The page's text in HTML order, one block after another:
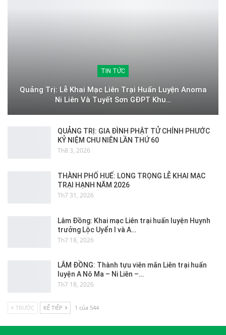
TIN TỨC
Quảng Trị: Lễ Khai Mạc Liên Trại Huấn Luyện Anoma
Ni Liên Và Tuyết Sơn GĐPT Khu…
QUẢNG TRỊ: GIA ĐÌNH PHẬT TỬ CHÍNH PHƯỚC
KỶ NIỆM CHU NIÊN LẦN THỨ 60
Th8 3, 2026
THÀNH PHỐ HUẾ: LONG TRỌNG LỄ KHAI MẠC
TRẠI HẠNH NĂM 2026
Th7 31, 2026
Lâm Đồng: Khai mạc Liên trại huấn luyện Huynh
trưởng Lộc Uyển I và A…
Th7 18, 2026
LÂM ĐỒNG: Thành tựu viên mãn Liên trại huấn
luyện A Nô Ma – Ni Liên –…
Th7 18, 2026
TRƯỚC KẾ TIẾP 1 của 544